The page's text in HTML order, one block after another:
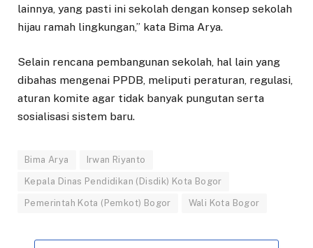
lainnya, yang pasti ini sekolah dengan konsep sekolah
hijau ramah lingkungan,” kata Bima Arya.
Selain rencana pembangunan sekolah, hal lain yang
dibahas mengenai PPDB, meliputi peraturan, regulasi,
aturan komite agar tidak banyak pungutan serta
sosialisasi sistem baru.
Bima Arya Irwan Riyanto
Kepala Dinas Pendidikan (Disdik) Kota Bogor
Pemerintah Kota (Pemkot) Bogor Wali Kota Bogor